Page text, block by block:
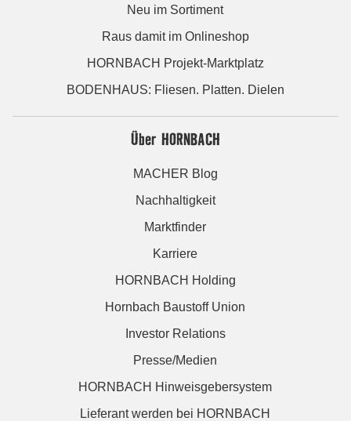
Neu im Sortiment
Raus damit im Onlineshop
HORNBACH Projekt-Marktplatz
BODENHAUS: Fliesen. Platten. Dielen
Über HORNBACH
MACHER Blog
Nachhaltigkeit
Marktfinder
Karriere
HORNBACH Holding
Hornbach Baustoff Union
Investor Relations
Presse/Medien
HORNBACH Hinweisgebersystem
Lieferant werden bei HORNBACH